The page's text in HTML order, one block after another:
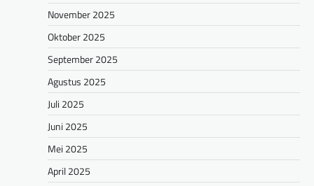
November 2025
Oktober 2025
September 2025
Agustus 2025
Juli 2025
Juni 2025
Mei 2025
April 2025